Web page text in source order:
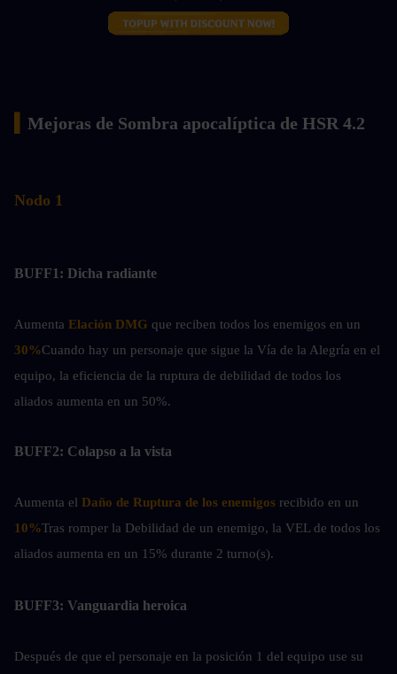
Mejoras de Sombra apocalíptica de HSR 4.2
Nodo 1
BUFF1: Dicha radiante
Aumenta Elación DMG
30%Cuando hay un personaje que sigue la Vía de la Alegría en el
equipo, la eficiencia de la ruptura de debilidad de todos los
aliados aumenta en un 50%.
BUFF2: Colapso a la vista
Aumenta el Daño de Ruptura de los enemigos
10%Tras romper la Debilidad de un enemigo, la VEL de todos los
aliados aumenta en un 15% durante 2 turno(s).
BUFF3: Vanguardia heroica
Después de que el personaje en la posición 1 del equipo use su